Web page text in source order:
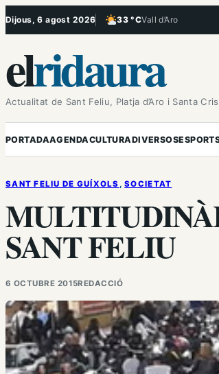
Vés
Dijous, 6 agost 2026 33 °CVall d’Aro
, Poc ennuvolat
elridaura
Actualitat de Sant Feliu, Platja d’Aro i Santa
PORTADAAGENDACULTURADIVERSOS
SANT FELIU DE GUÍXOLS , SOCIETAT
SANT FELIU
6 OCTUBRE 2015REDACCIÓ